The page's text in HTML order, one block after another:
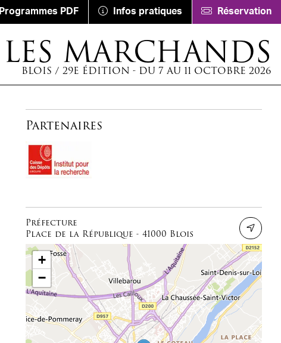
Programmes PDF Infos pratiques Réservation
LES MARCHANDS
BLOIS / 29E ÉDITION - DU 7 AU 11 OCTOBRE 2026
Partenaires
Préfecture
Place de la République - 41000 Blois
+
−